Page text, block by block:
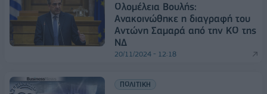
Ολομέλεια Βουλής:
Ανακοινώθηκε η διαγραφή του
Αντώνη Σαμαρά από την ΚΟ της
ΝΔ
20/11/2024 - 12:18
ΠΟΛΙΤΙΚΗ